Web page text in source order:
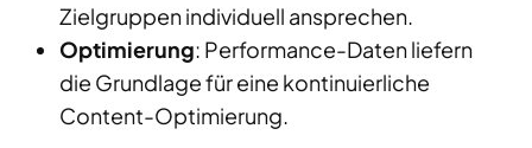
Zielgruppen individuell ansprechen.
Optimierung: Performance-Daten liefern
die Grundlage für eine kontinuierliche
Content-Optimierung.